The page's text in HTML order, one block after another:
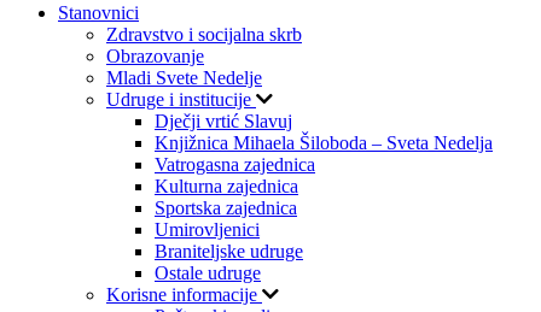
Stanovnici
Zdravstvo i socijalna skrb
Obrazovanje
Mladi Svete Nedelje
Udruge i institucije
Dječji vrtić Slavuj
Knjižnica Mihaela Šiloboda – Sveta Nedelja
Vatrogasna zajednica
Kulturna zajednica
Sportska zajednica
Umirovljenici
Braniteljske udruge
Ostale udruge
Korisne informacije